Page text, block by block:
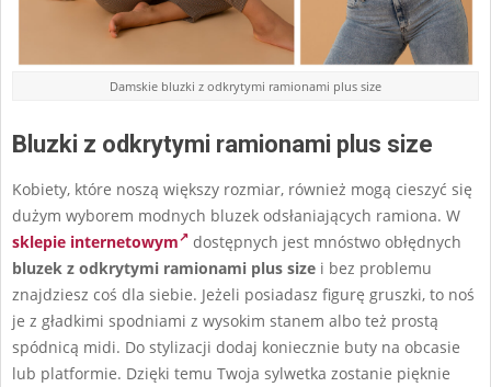
Damskie bluzki z odkrytymi ramionami plus size
Bluzki z odkrytymi ramionami plus size
Kobiety, które noszą większy rozmiar, również mogą cieszyć się
dużym wyborem modnych bluzek odsłaniających ramiona. W
sklepie internetowym
dostępnych jest mnóstwo obłędnych
bluzek z odkrytymi ramionami plus size i bez problemu
znajdziesz coś dla siebie. Jeżeli posiadasz figurę gruszki, to noś
je z gładkimi spodniami z wysokim stanem albo też prostą
spódnicą midi. Do stylizacji dodaj koniecznie buty na obcasie
lub platformie. Dzięki temu Twoja sylwetka zostanie pięknie